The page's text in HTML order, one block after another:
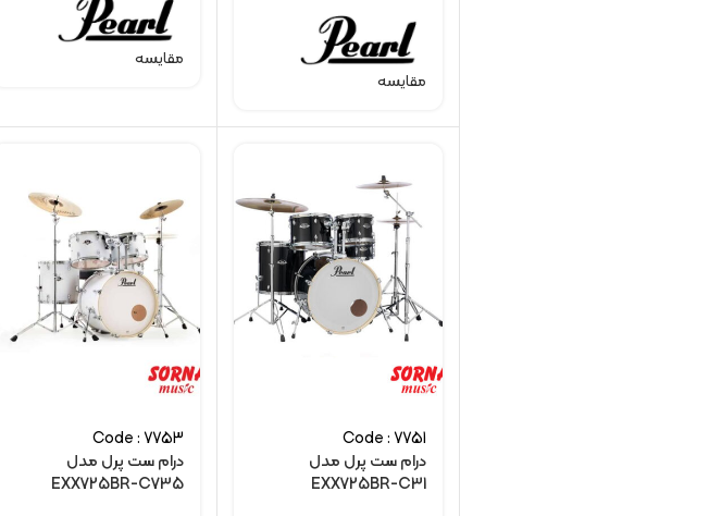
مقایسه
مقایسه
Code : 7751
درام ست پرل مدل
EXX725BR-C31
Code : 7753
درام ست پرل مدل
EXX725BR-C735